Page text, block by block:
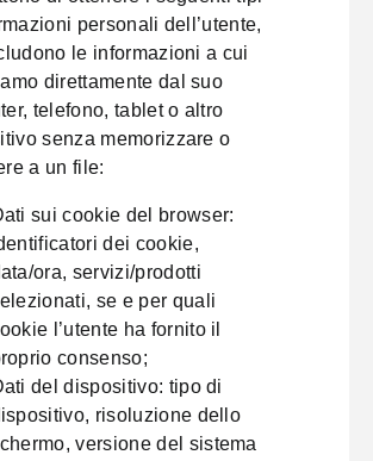
personali dell’utente,
le informazioni a cui
direttamente dal suo
telefono, tablet o altro
senza memorizzare o
a un file:
sui cookie del browser:
dei cookie,
ora, servizi/prodotti
se e per quali
l’utente ha fornito il
consenso;
del dispositivo: tipo di
risoluzione dello
versione del sistema